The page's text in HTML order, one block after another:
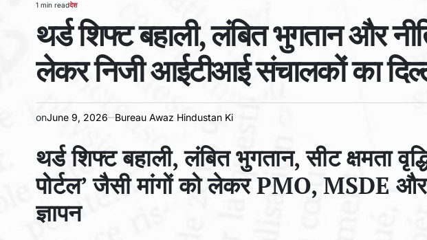
Estimated
time
1 min readPOSTED
IN
देश
थर्ड शिफ्ट बहाली, लंबित भुगतान और
लेकर निजी आईटीआई संचालकों का
onJune 9, 2026 Bureau Awaz Hindustan Ki
थर्ड शिफ्ट बहाली, लंबित भुगतान, सीट क्षमता
पोर्टल’ जैसी मांगों को लेकर PMO, MSDE
ज्ञापन